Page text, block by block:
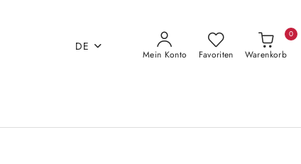
DE
Mein Konto Favoriten Warenkorb
0